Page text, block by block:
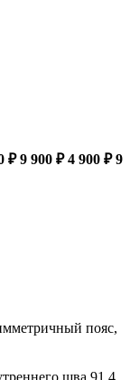
₽ 9 900 ₽ 4 900 ₽ 9
пояс,
шва 91.4